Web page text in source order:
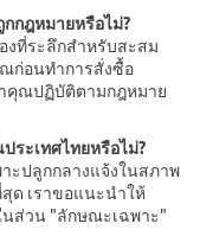
กฎหมายหรือไม่?
งที่ระลึกสำหรับสะสม
ก่อนทำการสั่งซื้อ
คุณปฏิบัติตามกฎหมาย
ระเทศไทยหรือไม่?
ะปลูกกลางแจ้งในสภาพ
ด เราขอแนะนำให้
นส่วน "ลักษณะเฉพาะ"